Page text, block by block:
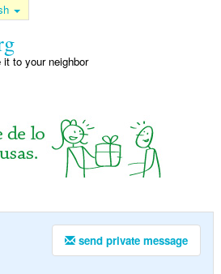
to your neighbor
send private message